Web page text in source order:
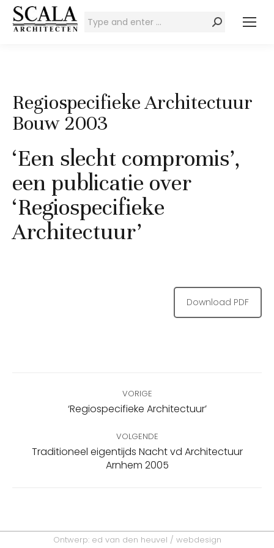
Zoeken:
Regiospecifieke Architectuur
Bouw 2003
‘Een slecht compromis’,
een publicatie over
‘Regiospecifieke
Architectuur’
Download PDF
navigatie
VORIGE
Vorig
‘Regiospecifieke Architectuur’
VOLGENDE
Volgend
bericht
Traditioneel eigentijds Nacht vd Architectuur
Arnhem 2005
Ontwerp: ed van den heuvel / webdesign